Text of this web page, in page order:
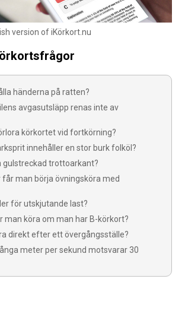
version of iKörkort.nu
händerna på ratten?
avgasutsläpp renas inte av
körkortet vid fortkörning?
innehåller en stor burk folköl?
gulstreckad trottoarkant?
får man börja övningsköra med
för utskjutande last?
man köra om man har B-körkort?
direkt efter ett övergångsställe?
meter per sekund motsvarar 30